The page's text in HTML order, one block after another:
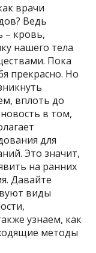
врачи
Ведь
– кровь,
нашего тела
Пока
прекрасно. Но
вплоть до
в том,
для
Это значит,
на ранних
Давайте
виды
узнаем, как
методы